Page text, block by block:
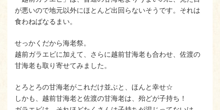
が悪いので地元以外にほとんど出回らないそうです。それは
食わねばなるまい。
せっかくだから海老祭。
越前ガラエビに加えて、さらに越前甘海老も合わせ、佐渡の
甘海老も取り寄せてみました。
とろとろの甘海老がこれだけ並ぶと、ほんと幸せ☆
しかも、越前甘海老と佐渡の甘海老は、殆どが子持ち！